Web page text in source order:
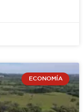
ECONOMÍA